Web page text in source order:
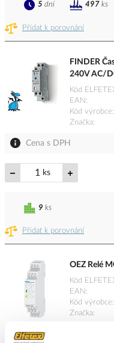
Přidat k porovnání
5 dní 497 ks
FINDER
240V AC/
Kód
EAN
Kód výrobce
Značka
Cena s DPH
ks
Přidat k porovnání
9 ks
OEZ Relé
Kód
EAN
Kód výrobce
Značka
Cena s DPH